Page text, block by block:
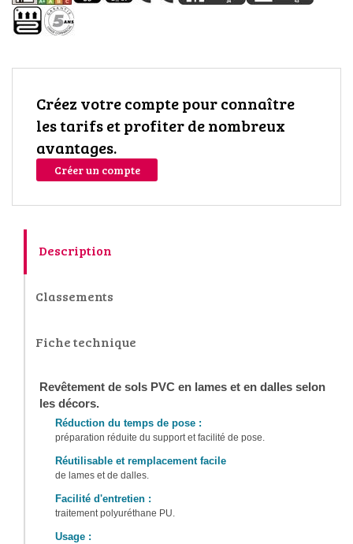
Créez votre compte pour connaître
les tarifs et profiter de nombreux
avantages.
Créer un compte
Description
Classements
Fiche technique
Revêtement de sols PVC en lames et en dalles selon
les décors.
Réduction du temps de pose :
préparation réduite du support et facilité de pose.
Réutilisable et remplacement facile
de lames et de dalles.
Facilité d'entretien :
traitement polyuréthane PU.
Usage :